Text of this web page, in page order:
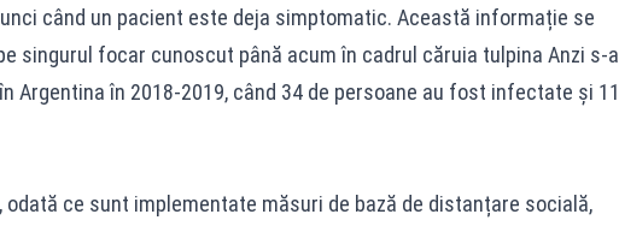
când un pacient este deja simptomatic. Această informație se
singurul focar cunoscut până acum în cadrul căruia tulpina Anzi s-a
Argentina în 2018-2019, când 34 de persoane au fost infectate și 11
odată ce sunt implementate măsuri de bază de distanțare socială,